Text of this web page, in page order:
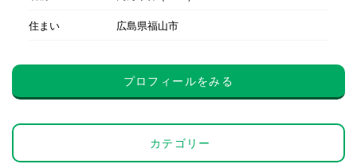
住まい
広島県福山市
プロフィールをみる
カテゴリー